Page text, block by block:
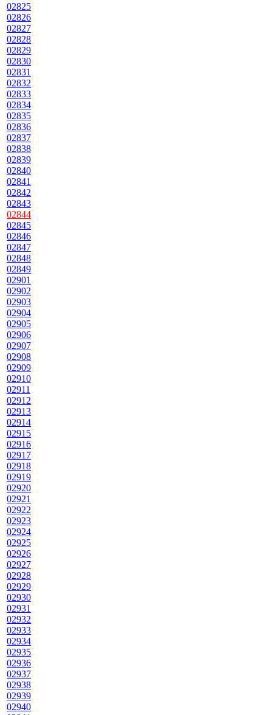
02825
02826
02827
02828
02829
02830
02831
02832
02833
02834
02835
02836
02837
02838
02839
02840
02841
02842
02843
02844
02845
02846
02847
02848
02849
02901
02902
02903
02904
02905
02906
02907
02908
02909
02910
02911
02912
02913
02914
02915
02916
02917
02918
02919
02920
02921
02922
02923
02924
02925
02926
02927
02928
02929
02930
02931
02932
02933
02934
02935
02936
02937
02938
02939
02940